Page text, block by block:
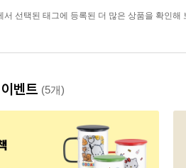
서 선택된 태그에 등록된 더 많은 상품을 확인해
벤트 (5개)